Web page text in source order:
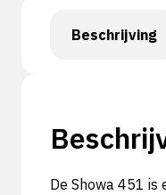
Beschrijving
De Showa 451